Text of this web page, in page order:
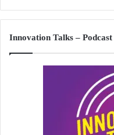
Innovation Talks – Podcast